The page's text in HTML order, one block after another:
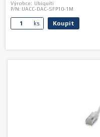
Výrobce: Ubiquiti
P/N: UACC-DAC-SFP10-1M
ks. Koupit